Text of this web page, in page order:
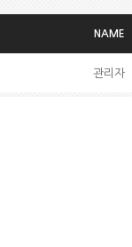
NAME
관리자